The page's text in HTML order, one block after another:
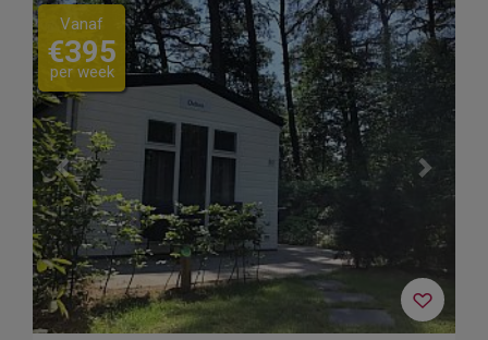
Previous Next
Vanaf
€395
per week